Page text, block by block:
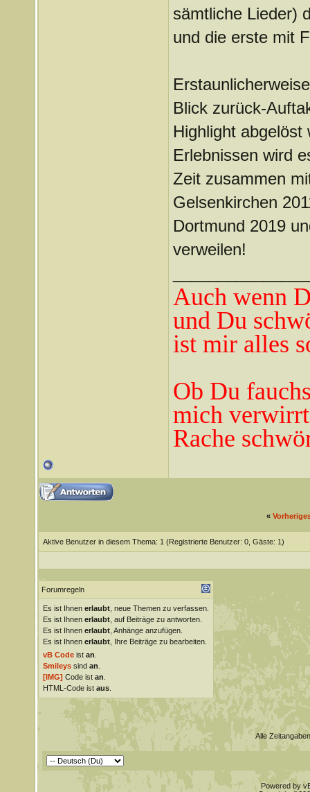
sämtliche Lieder)
und die erste mit
Blick zurück-
Highlight
Erlebnissen wird
Zeit zusammen
Gelsenkirchen
Dortmund 2019
verweilen!
Auch wenn
und Du
ist mir alles
Ob Du
mich
Rache
«
Aktive Benutzer in diesem Thema: 1 (Registrierte Benutzer: 0, Gäste: 1)
Forumregeln
Es ist Ihnen erlaubt, neue Themen zu verfassen.
Es ist Ihnen erlaubt, auf Beiträge zu antworten.
Es ist Ihnen erlaubt, Anhänge anzufügen.
Es ist Ihnen erlaubt, Ihre Beiträge zu bearbeiten.
vB Codeist an
Smileyssind an
[IMG] Code ist an
HTML-Code ist aus.
Alle
Powered by